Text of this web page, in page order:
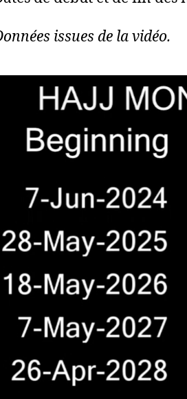
issues de la vidéo.